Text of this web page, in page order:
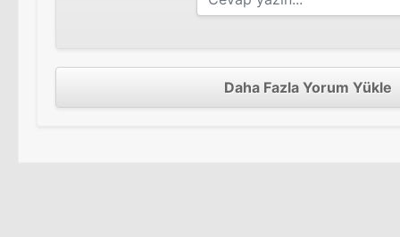
Daha Fazla Yorum Yükle